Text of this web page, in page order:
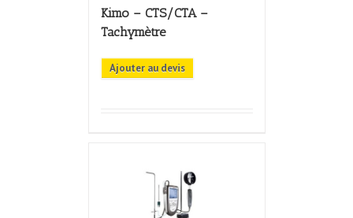
Kimo – CTS/CTA –
Tachymètre
Ajouter au devis